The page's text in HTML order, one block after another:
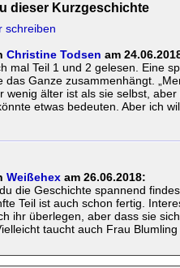
dieser Kurzgeschichte
schreiben
Christine Todsen am
mal Teil 1 und 2 gelesen. Eine
das Ganze zusammenhängt.
wenig älter ist als sie selbst,
etwas bedeuten. Aber ich
Weißehex am 26.06.2018:
die Geschichte spannend
Teil ist auch schon fertig.
ihr überlegen, aber dass sie
taucht auch Frau